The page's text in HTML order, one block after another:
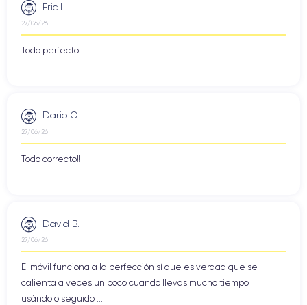
Eric I.
27/06/26
Todo perfecto
Dario O.
27/06/26
Todo correcto!!
David B.
27/06/26
El móvil funciona a la perfección sí que es verdad que se
calienta a veces un poco cuando llevas mucho tiempo
usándolo seguido ...